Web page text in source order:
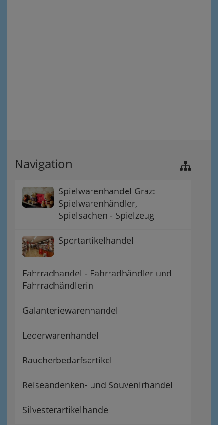
Navigation
Spielwarenhandel Graz:
Spielwarenhändler,
Spielsachen - Spielzeug
Sportartikelhandel
Fahrradhandel - Fahrradhändler und
Fahrradhändlerin
Galanteriewarenhandel
Lederwarenhandel
Raucherbedarfsartikel
Reiseandenken- und Souvenirhandel
Silvesterartikelhandel